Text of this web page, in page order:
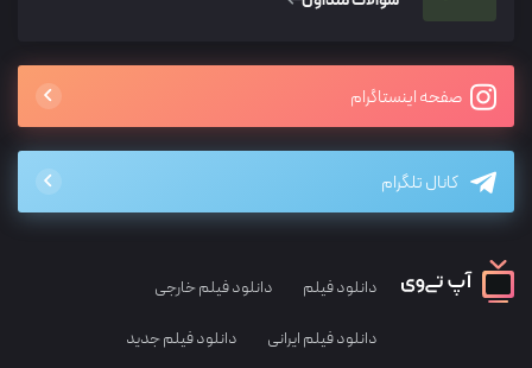
صفحه اینستاگرام
کانال تلگرام
دانلود فیلم دانلود فیلم خارجی
دانلود فیلم ایرانی دانلود فیلم جدید